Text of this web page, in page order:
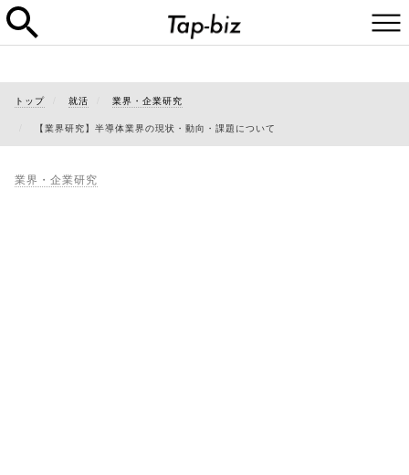
トップ 就活 業界・企業研究
【業界研究】半導体業界の現状・動向・課題について
業界・企業研究